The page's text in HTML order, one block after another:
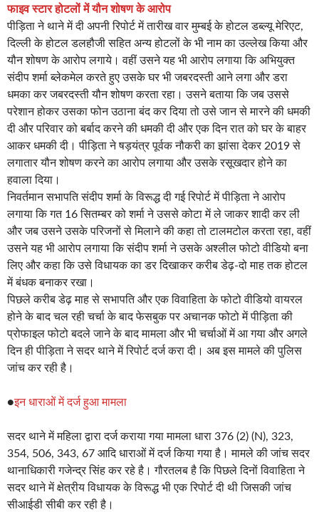
फाइव स्टार होटलों में यौन शोषण के आरोप
पीड़िता ने थाने में दी अपनी रिपोर्ट में तारीख वार मुम्बई के होटल डब्ल्यू मेरिएट,
दिल्ली के होटल डलहौजी सहित अन्य होटलों के भी नाम का उल्लेख किया और
यौन शोषण के आरोप लगाये। वहीं उसने यह भी आरोप लगाया कि अभियुक्त
संदीप शर्मा ब्लेकमेल करते हुए उसके घर भी जबरदस्ती आने लगा और डरा
धमका कर जबरदस्ती यौन शोषण करता रहा। उसने बताया कि जब उससे
परेशान होकर उसका फोन उठाना बंद कर दिया तो उसे जान से मारने की धमकी
दी और परिवार को बर्बाद करने की धमकी दी और एक दिन रात को घर के बाहर
आकर धमकी दी। पीड़िता ने षड़यंत्र पूर्वक नौकरी का झांसा देकर 2019 से
लगातार यौन शोषण करने का आरोप लगाया और उसके रसूखदार होने का
हवाला दिया।
निवर्तमान सभापति संदीप शर्मा के विरूद्ध दी गई रिपोर्ट में पीड़िता ने आरोप
लगाया कि गत 16 सितम्बर को शर्मा ने उससे कोटा में ले जाकर शादी कर ली
और जब उसने उसके परिजनों से मिलाने की कहा तो टालमटोल करता रहा, वहीं
उसने यह भी आराेप लगाया कि संदीप शर्मा ने उसके अश्लील फोटो वीडियो बना
लिए और कहा कि उसे विधायक का डर दिखाकर करीब डेढ़-दो माह तक होटल
में बंधक बनाकर रखा।
पिछले करीब डेढ़ माह से सभापति और एक विवाहिता के फोटो वीडियो वायरल
होने के बाद चल रही चर्चा के बाद फेसबुक पर अचानक फोटो में पीड़िता की
प्रोफाइल फोटो बदले जाने के बाद मामला और भी चर्चाओं में आ गया और अगले
दिन ही पीड़िता ने सदर थाने में रिपोर्ट दर्ज करा दी। अब इस मामले की पुलिस
जांच कर रही है।
●इन धाराओं में दर्ज हुआ मामला
सदर थाने में महिला द्वारा दर्ज कराया गया मामला धारा 376 (2) (N), 323,
354, 506, 343, 67 आदि धाराओं में दर्ज किया गया है। मामले की जांच सदर
थानाधिकारी गजेन्द्र सिंह कर रहे है। गौरतलब है कि पिछले दिनों विवाहिता ने
सदर थाने में क्षेत्रीय विधायक के विरूद्ध भी एक रिपोर्ट दी थी जिसकी जांच
सीआईडी सीबी कर रही है।